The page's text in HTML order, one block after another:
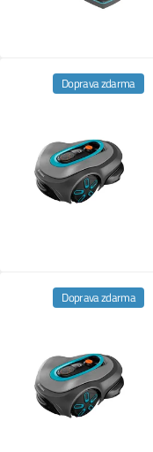
Doprava zdarma
Doprava zdarma